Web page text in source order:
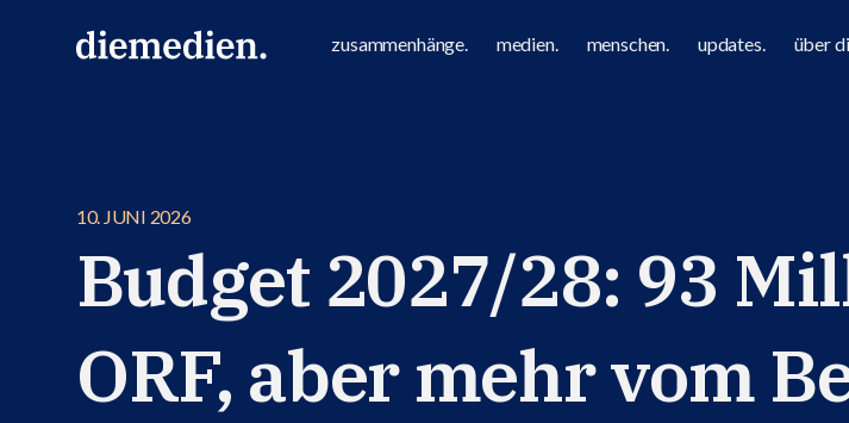
zusammenhänge. medien. menschen. updates. über
10. JUNI 2026
Budget 2027/28: 93
ORF, aber mehr vom